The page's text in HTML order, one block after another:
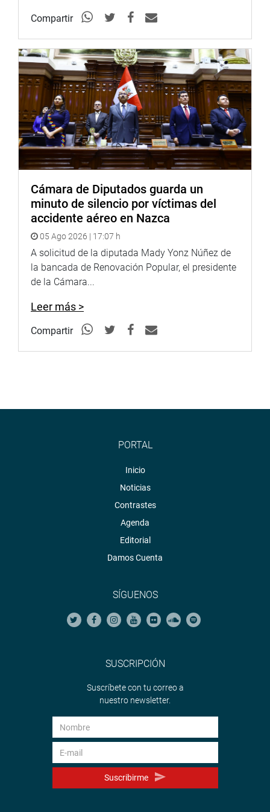
Madre de Dios, para los vuelos desde y hacia el
aeropuerto Padre José Aldámiz, distrito y provincia de
PRENSA-CONGRESO
Puede encontrar más información en nuestra página web
y redes sociales.
http://www.congreso.gob.pe/
Facebook:https://www.facebook.com/congresoperu
Twitter:https://twitter.com/congresoperu
Youtube: http://www.youtube.com/congresoperu
Soundcloud:https://soundcloud.com/radiocongreso
Compartir
Cámara de Diputados guarda un
minuto de silencio por víctimas del
accidente aéreo en Nazca
05 Ago 2026 | 17:07 h
A solicitud de la diputada Mady Yonz Núñez de
la bancada de Renovación Popular, el presidente
de la Cámara...
Leer más >
Compartir
PORTAL
Inicio
Noticias
Contrastes
Agenda
Editorial
Damos Cuenta
SÍGUENOS
SUSCRIPCIÓN
Suscríbete con tu correo a
nuestro newsletter.
Suscribirme